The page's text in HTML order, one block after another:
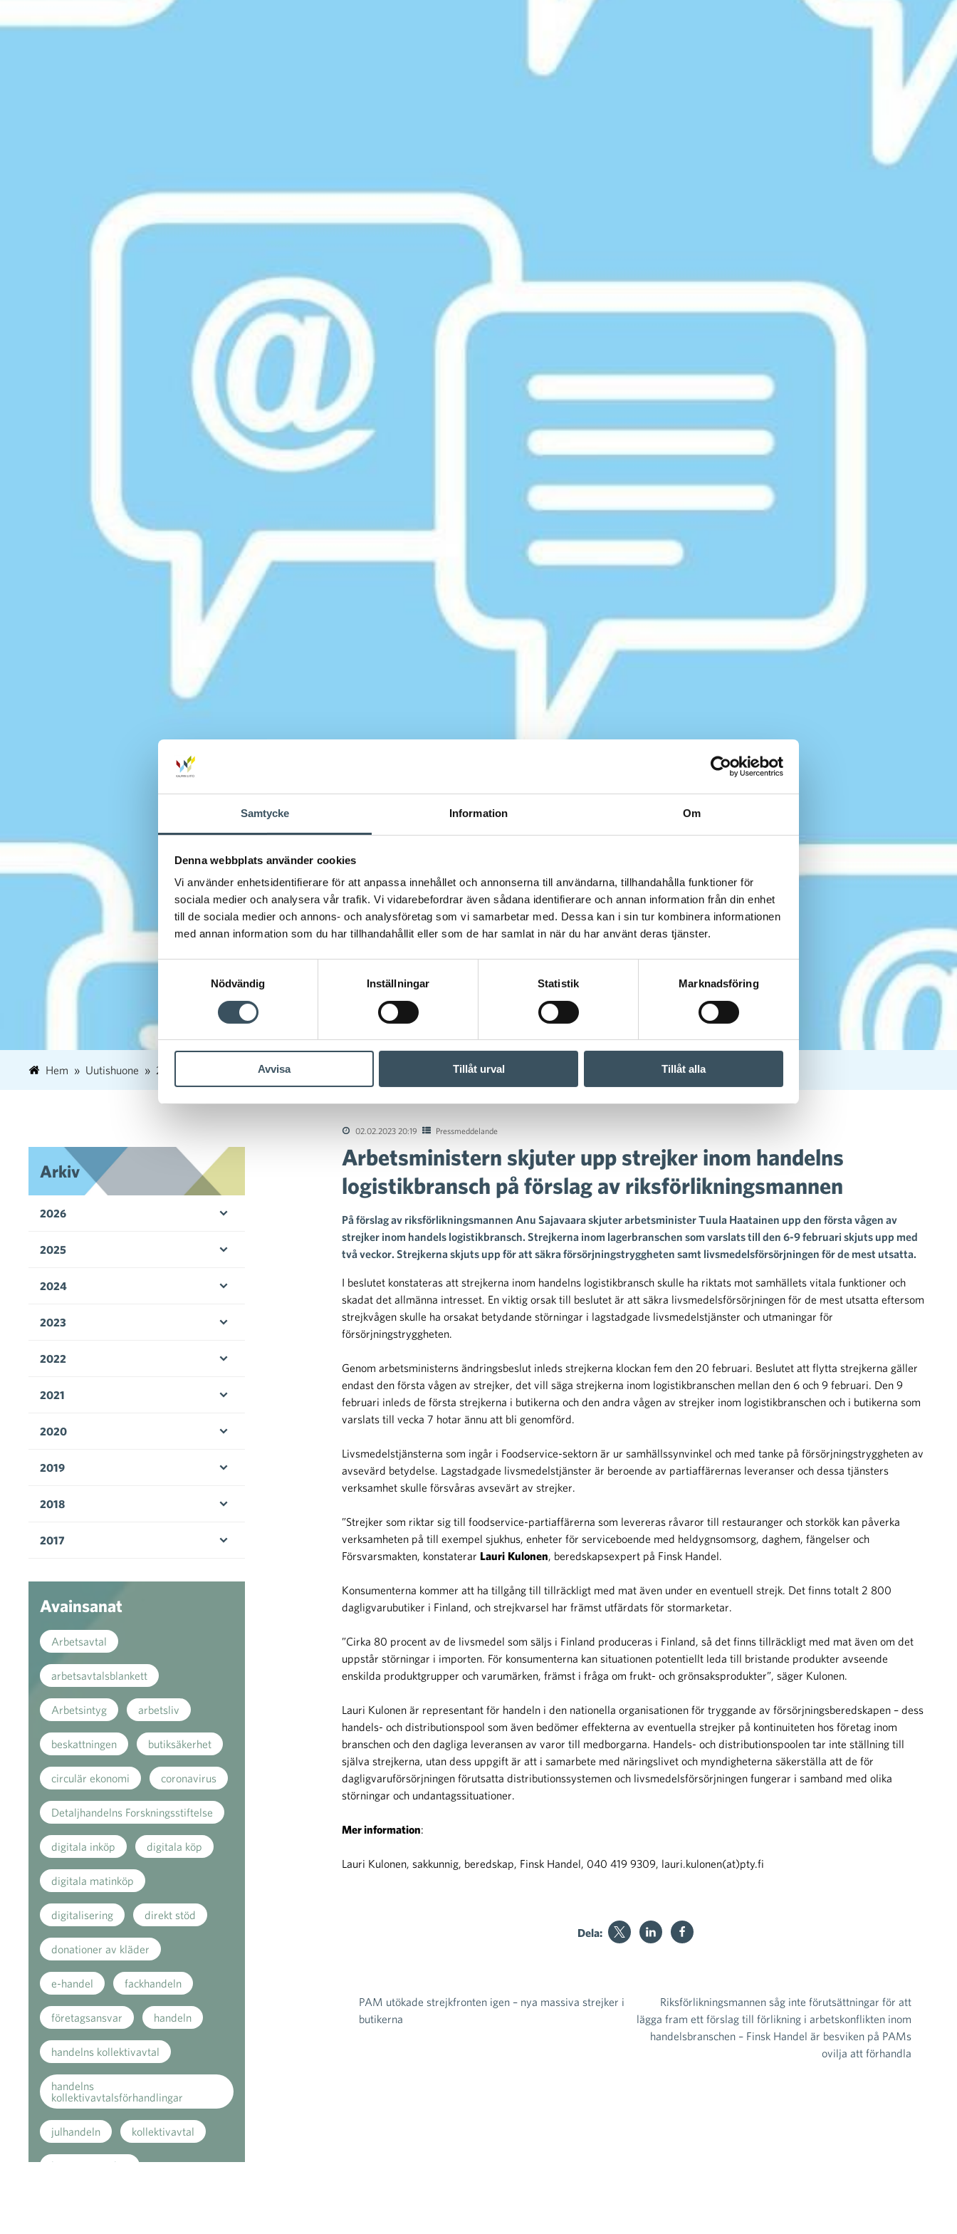
Samtycke Information Om
Denna webbplats använder cookies
Vi använder enhetsidentifierare för att anpassa innehållet och annonserna till användarna, tillhandahålla funktioner för
sociala medier och analysera vår trafik. Vi vidarebefordrar även sådana identifierare och annan information från din enhet
till de sociala medier och annons- och analysföretag som vi samarbetar med. Dessa kan i sin tur kombinera informationen
med annan information som du har tillhandahållit eller som de har samlat in när du har använt deras tjänster.
Samtyckesval
Nödvändig
Inställningar Statistik Marknadsföring
Avvisa Tillåt urval Tillåt alla
Hem Uutishuone 2023 2 Arbetsministern skjuter upp strejker inom handelns logistikbransch på förslag av riksförlikningsmannen
02.02.2023 20:19 Pressmeddelande
Arbetsministern skjuter upp strejker inom handelns
logistikbransch på förslag av riksförlikningsmannen
På förslag av riksförlikningsmannen Anu Sajavaara skjuter arbetsminister Tuula Haatainen upp den första vågen av
strejker inom handels logistikbransch. Strejkerna inom lagerbranschen som varslats till den 6-9 februari skjuts upp med
två veckor. Strejkerna skjuts upp för att säkra försörjningstryggheten samt livsmedelsförsörjningen för de mest utsatta.
I beslutet konstateras att strejkerna inom handelns logistikbransch skulle ha riktats mot samhällets vitala funktioner och
skadat det allmänna intresset. En viktig orsak till beslutet är att säkra livsmedelsförsörjningen för de mest utsatta eftersom
strejkvågen skulle ha orsakat betydande störningar i lagstadgade livsmedelstjänster och utmaningar för
försörjningstryggheten.
Genom arbetsministerns ändringsbeslut inleds strejkerna klockan fem den 20 februari. Beslutet att flytta strejkerna gäller
endast den första vågen av strejker, det vill säga strejkerna inom logistikbranschen mellan den 6 och 9 februari. Den 9
februari inleds de första strejkerna i butikerna och den andra vågen av strejker inom logistikbranschen och i butikerna som
varslats till vecka 7 hotar ännu att bli genomförd.
Livsmedelstjänsterna som ingår i Foodservice-sektorn är ur samhällssynvinkel och med tanke på försörjningstryggheten av
avsevärd betydelse. Lagstadgade livsmedelstjänster är beroende av partiaffärernas leveranser och dessa tjänsters
verksamhet skulle försvåras avsevärt av strejker.
”Strejker som riktar sig till foodservice-partiaffärerna som levereras råvaror till restauranger och storkök kan påverka
verksamheten på till exempel sjukhus, enheter för serviceboende med heldygnsomsorg, daghem, fängelser och
Försvarsmakten, konstaterar Lauri Kulonen , beredskapsexpert på Finsk Handel.
Konsumenterna kommer att ha tillgång till tillräckligt med mat även under en eventuell strejk. Det finns totalt 2 800
dagligvarubutiker i Finland, och strejkvarsel har främst utfärdats för stormarketar.
”Cirka 80 procent av de livsmedel som säljs i Finland produceras i Finland, så det finns tillräckligt med mat även om det
uppstår störningar i importen. För konsumenterna kan situationen potentiellt leda till bristande produkter avseende
enskilda produktgrupper och varumärken, främst i fråga om frukt- och grönsaksprodukter”, säger Kulonen.
Lauri Kulonen är representant för handeln i den nationella organisationen för tryggande av försörjningsberedskapen – dess
handels- och distributionspool som även bedömer effekterna av eventuella strejker på kontinuiteten hos företag inom
branschen och den dagliga leveransen av varor till medborgarna. Handels- och distributionspoolen tar inte ställning till
själva strejkerna, utan dess uppgift är att i samarbete med näringslivet och myndigheterna säkerställa att de för
dagligvaruförsörjningen förutsatta distributionssystemen och livsmedelsförsörjningen fungerar i samband med olika
störningar och undantagssituationer.
Mer information:
Lauri Kulonen, sakkunnig, beredskap, Finsk Handel, 040 419 9309, lauri.kulonen(at)pty.fi
Dela:
Inläggsnavigering
PAM utökade strejkfronten igen – nya massiva strejker i
butikerna
Riksförlikningsmannen såg inte förutsättningar för att
lägga fram ett förslag till förlikning i arbetskonflikten inom
handelsbranschen – Finsk Handel är besviken på PAMs
ovilja att förhandla
Arkiv
2026
2025
2024
2023
2022
2021
2020
2019
2018
2017
Avainsanat
Arbetsavtal
arbetsavtalsblankett
Arbetsintyg arbetsliv
beskattningen butiksäkerhet
circulär ekonomi coronavirus
Detaljhandelns Forskningsstiftelse
digitala inköp digitala köp
digitala matinköp
digitalisering direkt stöd
donationer av kläder
e-handel fackhandeln
företagsansvar handeln
handelns kollektivavtal
handelns
kollektivavtalsförhandlingar
julhandeln kollektivavtal
konsumentenkät